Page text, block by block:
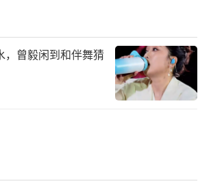
，曾毅闲到和伴舞猜